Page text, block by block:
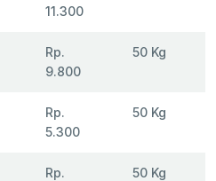
11.300
Rp.
9.800
50 Kg
Rp.
5.300
50 Kg
Rp.
50 Kg